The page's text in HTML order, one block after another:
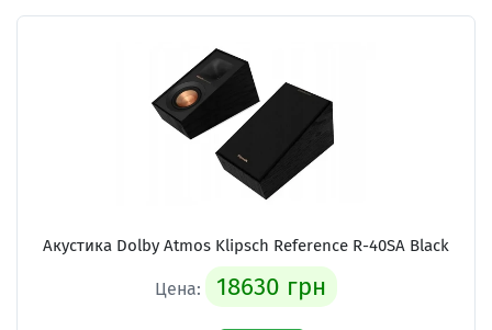
Акустика Dolby Atmos Klipsch Reference R-40SA Black
Цена: 18630 грн